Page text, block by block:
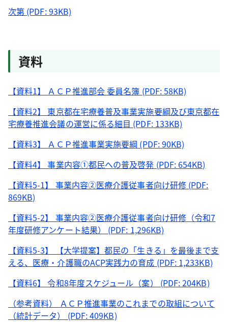
次第 (PDF: 93KB)
資料
【資料1】 ＡＣＰ推進部会 委員名簿 (PDF: 58KB)
【資料2】 東京都在宅療養普及事業実施要綱及び東京都在
宅療養推進会議の運営に係る細目 (PDF: 133KB)
【資料3】 ＡＣＰ推進事業実施要綱 (PDF: 90KB)
【資料4】 事業内容①都民への普及啓発 (PDF: 654KB)
【資料5-1】 事業内容②医療介護従事者向け研修 (PDF:
869KB)
【資料5-2】 事業内容②医療介護従事者向け研修（令和7
年度研修アンケート結果） (PDF: 1,296KB)
【資料5-3】 【大学提案】都民の「生きる」を最後まで支
える、医療・介護職のACP実践力の育成 (PDF: 1,233KB)
【資料6】 令和8年度スケジュール（案） (PDF: 204KB)
（参考資料） ＡＣＰ推進事業のこれまでの取組について
（統計データ） (PDF: 409KB)